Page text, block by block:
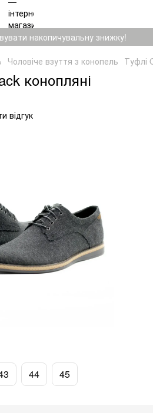
накопичувальну знижку!
Чоловіче взуття з конопель Туфлі
конопляні
відгук
44 45